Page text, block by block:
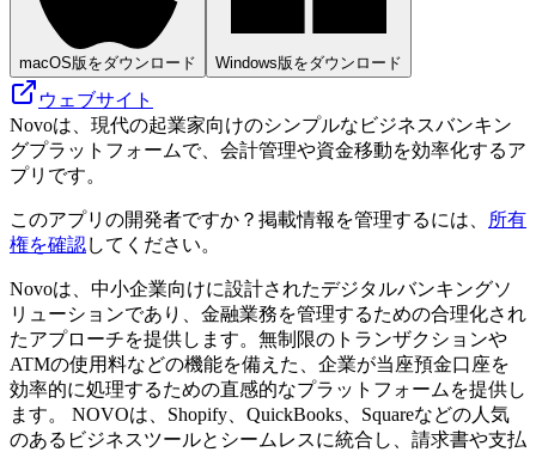
macOS版をダウンロード Windows版をダウンロード
ウェブサイト
Novoは、現代の起業家向けのシンプルなビジネスバンキン
グプラットフォームで、会計管理や資金移動を効率化するア
プリです。
このアプリの開発者ですか？掲載情報を管理するには、
所有
権を確認してください。
Novoは、中小企業向けに設計されたデジタルバンキングソ
リューションであり、金融​​業務を管理するための合理化され
たアプローチを提供します。無制限のトランザクションや
ATMの使用料などの機能を備えた、企業が当座預金口座を
効率的に処理するための直感的なプラットフォームを提供し
ます。 NOVOは、Shopify、QuickBooks、Squareなどの人気
のあるビジネスツールとシームレスに統合し、請求書や支払